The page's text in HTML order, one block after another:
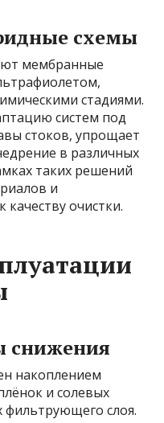
схемы
мембранные
стадиями.
систем под
стоков, упрощает
в различных
таких решений
и
очистки.
снижения
накоплением
и солевых
фильтрующего слоя.